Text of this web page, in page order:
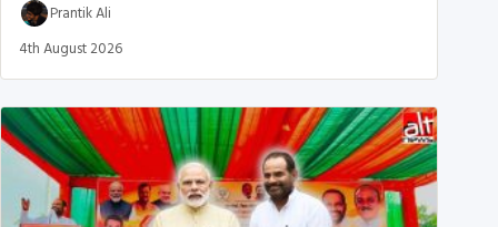
Prantik Ali
4th August 2026